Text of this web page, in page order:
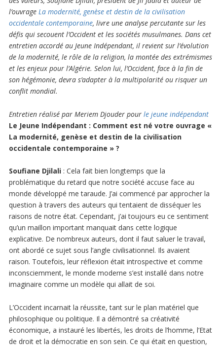
l’ouvrage La modernité, genèse et destin de la civilisation
occidentale contemporaine, livre une analyse percutante sur les
défis qui secouent l’Occident et les sociétés musulmanes. Dans cet
entretien accordé au Jeune Indépendant, il revient sur l’évolution
de la modernité, le rôle de la religion, la montée des extrémismes
et les enjeux pour l’Algérie. Selon lui, l’Occident, face à la fin de
son hégémonie, devra s’adapter à la multipolarité ou risquer un
conflit mondial.
Entretien réalisé par Meriem Djouder pourle jeune indépendant
Le Jeune Indépendant : Comment est né votre ouvrage «
La modernité, genèse et destin de la civilisation
occidentale contemporaine » ?
Soufiane Djilali: Cela fait bien longtemps que la
problématique du retard que notre société accuse face au
monde développé me taraude. J’ai commencé par approcher la
question à travers des auteurs qui tentaient de disséquer les
raisons de notre état. Cependant, j’ai toujours eu ce sentiment
qu’un maillon important manquait dans cette logique
explicative. De nombreux auteurs, dont il faut saluer le travail,
ont abordé ce sujet sous l’angle civilisationnel. Ils avaient
raison. Toutefois, leur réflexion était introspective et comme
inconsciemment, le monde moderne s’est installé dans notre
imaginaire comme un modèle qui allait de soi.
L’Occident incarnait la réussite, tant sur le plan matériel que
philosophique ou politique. Il a démontré sa créativité
économique, a instauré les libertés, les droits de l’homme, l’Etat
de droit et la démocratie en son sein. Ce qui était en question,